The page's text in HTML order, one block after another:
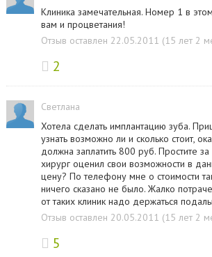
Клиника замечательная. Номер 1 в
вам и процветания!
Отзыв оставлен 22.05.2011 (15 лет 2
2
Светлана
Хотела сделать имплантацию зуба.
узнать возможно ли и сколько стоит,
должна заплатить 800 руб. Простите
хирург оценил свои возможности в
цену? По телефону мне о стоимости
ничего сказано не было. Жалко
от таких клиник надо держаться
Отзыв оставлен 20.05.2011 (15 лет 2
5